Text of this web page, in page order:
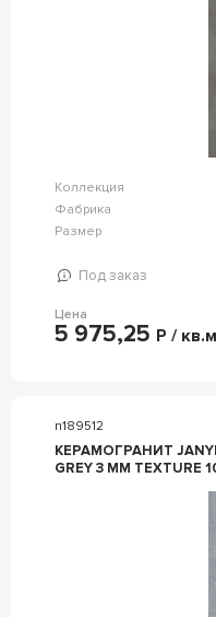
Коллекция
Фабрика
Размер
Под заказ
Цена
5 975,25 Р /
n189512
КЕРАМОГРАНИТ
GREY 3 MM